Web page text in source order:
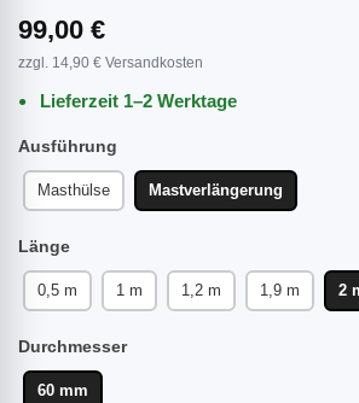
99,00 €
zzgl. 14,90 € Versandkosten
Lieferzeit 1–2 Werktage
Ausführung
Masthülse Mastverlängerung
Länge
0,5 m 1 m 1,2 m 1,9 m 2
Durchmesser
60 mm